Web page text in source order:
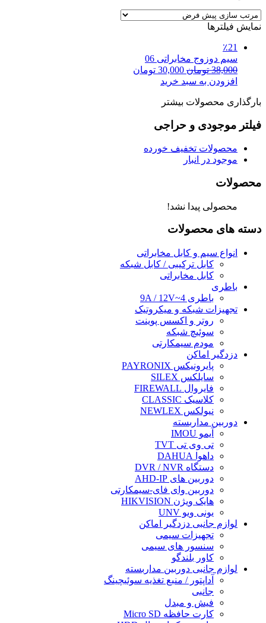
نمایش فیلترها
٪21
سیم دوزوج مخابراتی 06
38,000 تومان 30,000 تومان
افزودن به سبد خرید
بارگذاری محصولات بیشتر
فیلتر موجودی و حراجی
محصولات تخفیف خورده
موجود در انبار
محصولات
محصولی پیدا نشد!
دسته های محصولات
انواع سیم و کابل مخابراتی
کابل ترکیبی / کابل شبکه
کابل مخابراتی
باطری
باطری 4~9A / 12V
تجهیزات شبکه و میکروتیک
روتر و اکسس پوینت
سوئیچ شبکه
مودم سیمکارتی
دزدگیر اماکن
پایرونیکس PAYRONIX
سایلکس SILEX
فایروال FIREWALL
کلاسیک CLASSIC
نیولکس NEWLEX
دوربین مداربسته
آیمو IMOU
تی وی تی TVT
داهوا DAHUA
دستگاه DVR / NVR
دوربین های AHD-IP
دوربین وای فای-سیمکارتی
هایک ویژن HIKVISION
یونی ویو UNV
لوازم جانبی دزدگیر اماکن
تجهیزات سیمی
سنسور های سیمی
کاور بلندگو
لوازم جانبی دوربین مداربسته
آداپتور / منبع تغذیه سوئیچینگ
جانبی
فیش و مبدل
کارت حافظه Micro SD